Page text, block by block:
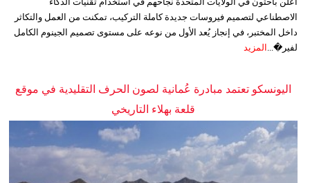
الاصطناعي لتصميم فيروسات جديدة كاملة التركيب، تمكنت من العمل والتكاثر
داخل المختبر، في إنجاز يُعد الأول من نوعه على مستوى تصميم الجينوم الكامل
لفير�... المزيد
اليونسكو تعتمد مبادرة عُمانية لصون الحرف التقليدية في موقع
قلعة بهلاء التاريخي